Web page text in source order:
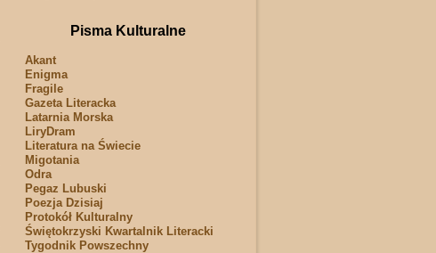
Pisma Kulturalne
Akant
Enigma
Fragile
Gazeta Literacka
Latarnia Morska
LiryDram
Literatura na Świecie
Migotania
Odra
Pegaz Lubuski
Poezja Dzisiaj
Protokół Kulturalny
Świętokrzyski Kwartalnik Literacki
Tygodnik Powszechny